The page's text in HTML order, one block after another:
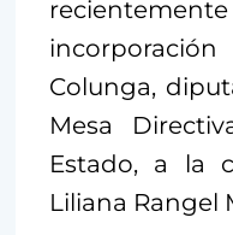
Colunga,
Mesa
Estado, a la
Liliana Rangel